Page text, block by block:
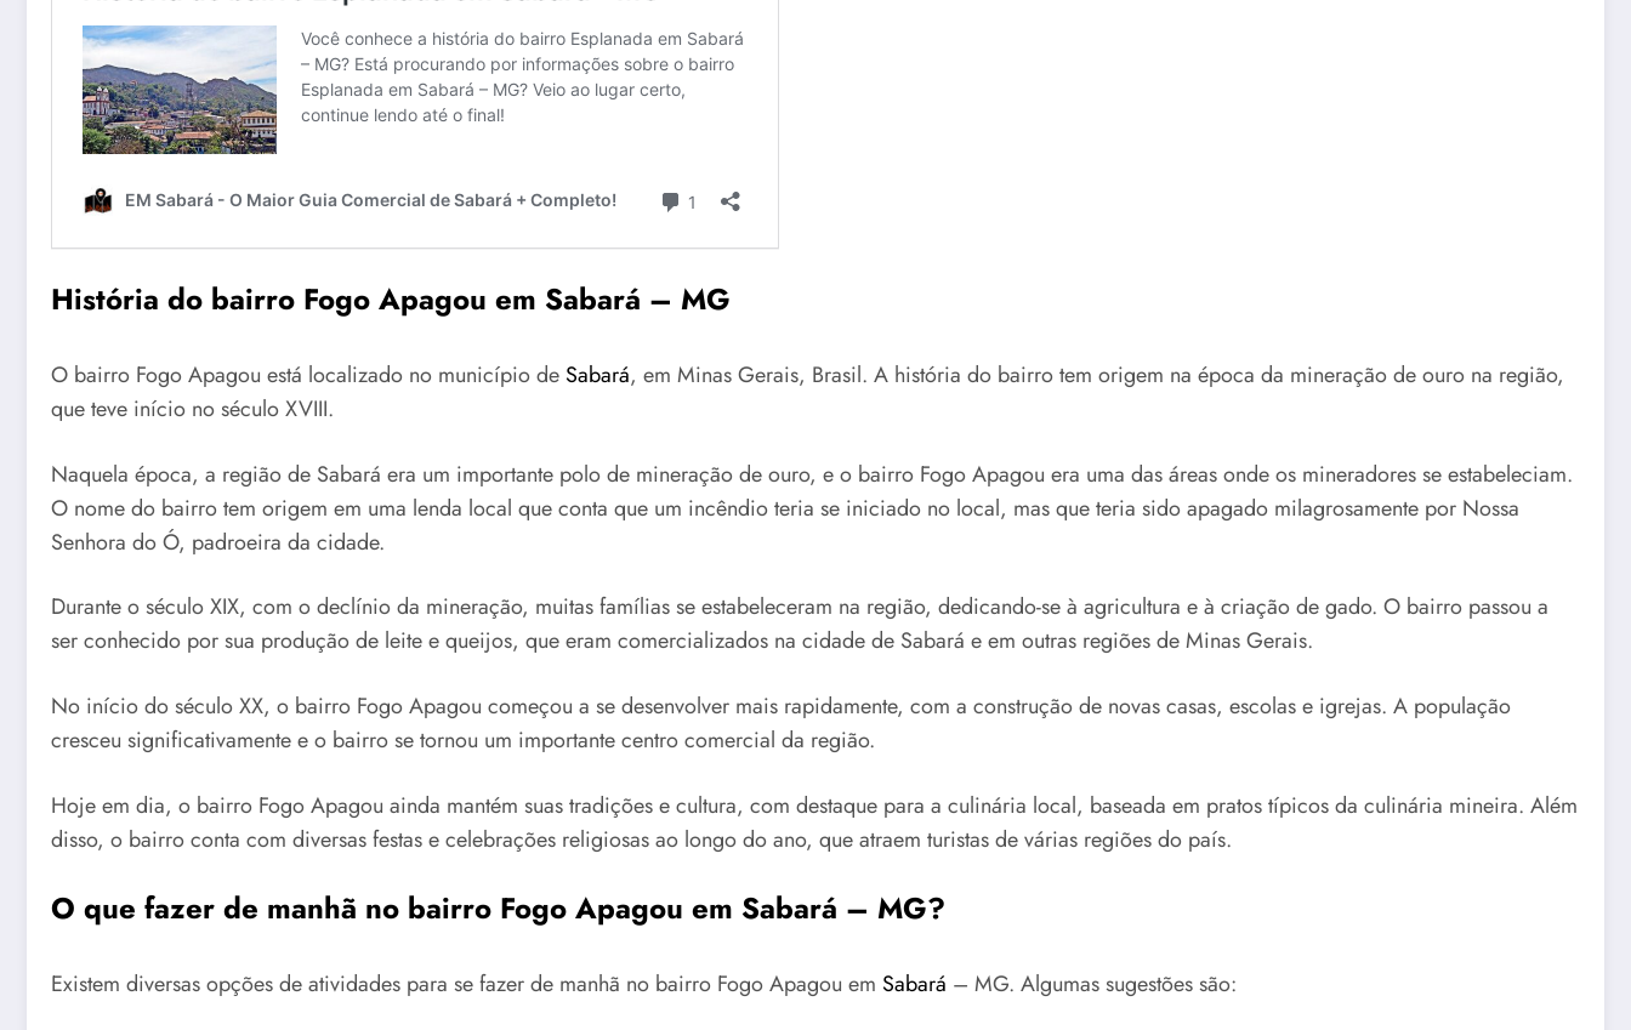
História do bairro Fogo Apagou em Sabará – MG
O bairro Fogo Apagou está localizado no município de Sabará, em Minas Gerais, Brasil. A história do bairro tem origem na época da mineração de ouro na região,
que teve início no século XVIII.
Naquela época, a região de Sabará era um importante polo de mineração de ouro, e o bairro Fogo Apagou era uma das áreas onde os mineradores se estabeleciam.
O nome do bairro tem origem em uma lenda local que conta que um incêndio teria se iniciado no local, mas que teria sido apagado milagrosamente por Nossa
Senhora do Ó, padroeira da cidade.
Durante o século XIX, com o declínio da mineração, muitas famílias se estabeleceram na região, dedicando-se à agricultura e à criação de gado. O bairro passou a
ser conhecido por sua produção de leite e queijos, que eram comercializados na cidade de Sabará e em outras regiões de Minas Gerais.
No início do século XX, o bairro Fogo Apagou começou a se desenvolver mais rapidamente, com a construção de novas casas, escolas e igrejas. A população
cresceu significativamente e o bairro se tornou um importante centro comercial da região.
Hoje em dia, o bairro Fogo Apagou ainda mantém suas tradições e cultura, com destaque para a culinária local, baseada em pratos típicos da culinária mineira. Além
disso, o bairro conta com diversas festas e celebrações religiosas ao longo do ano, que atraem turistas de várias regiões do país.
O que fazer de manhã no bairro Fogo Apagou em Sabará – MG?
Existem diversas opções de atividades para se fazer de manhã no bairro Fogo Apagou em Sabará – MG. Algumas sugestões são: